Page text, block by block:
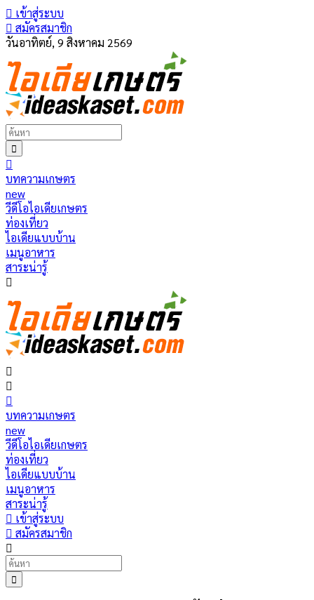
เข้าสู่ระบบ
สมัครสมาชิก
วันอาทิตย์, 9 สิงหาคม 2569
บทความเกษตร
new
วีดีโอไอเดียเกษตร
ท่องเที่ยว
ไอเดียแบบบ้าน
เมนูอาหาร
สาระน่ารู้
บทความเกษตร
new
วีดีโอไอเดียเกษตร
ท่องเที่ยว
ไอเดียแบบบ้าน
เมนูอาหาร
สาระน่ารู้
เข้าสู่ระบบ
สมัครสมาชิก